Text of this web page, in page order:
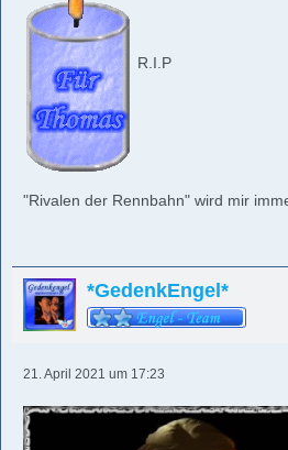
R.I.P
"Rivalen der Rennbahn" wird mir
*GedenkEngel*
21. April 2021 um 17:23